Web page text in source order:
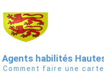
Agents habilités
Comment faire une